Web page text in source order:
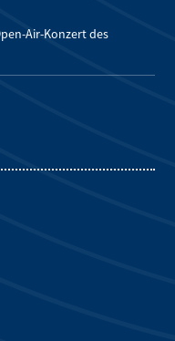
Air-Konzert des